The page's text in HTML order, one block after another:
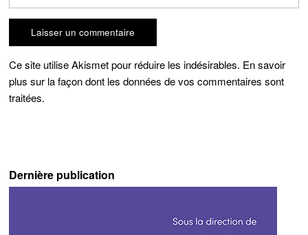
Ce site utilise Akismet pour réduire les indésirables. En savoir
plus sur la façon dont les données de vos commentaires sont
traitées.
Dernière publication